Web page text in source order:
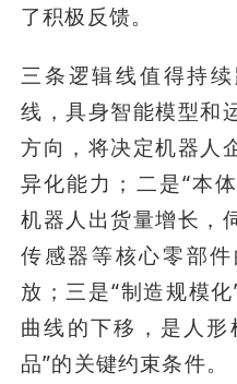
了积极反馈。
三条逻辑线值得持
线，具身智能模型和
方向，将决定机器人
异化能力；二是“本
机器人出货量增长，
传感器等核心零部
放；三是“制造规模
曲线的下移，是人形
品”的关键约束条件。